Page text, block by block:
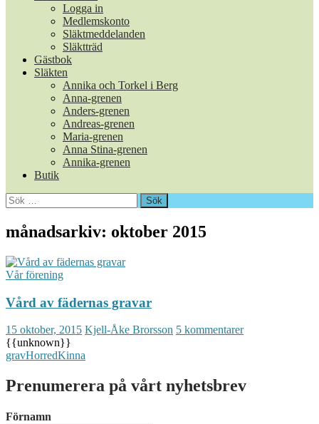
Logga in
Medlemskonto
Släktmeddelanden
Släktträd
Gästbok
Släkten
Annika och Torkel i Berg
Anna-grenen
Anders-grenen
Andreas-grenen
Maria-grenen
Anna Stina-grenen
Annika-grenen
Butik
Sök
efter:
månadsarkiv: oktober 2015
Vår förening
Vård av fädernas gravar
15 oktober, 2015 Kjell-Åke Brorsson 5 kommentarer
{{unknown}}
gravHorredKinna
Prenumerera på vårt nyhetsbrev
Förnamn